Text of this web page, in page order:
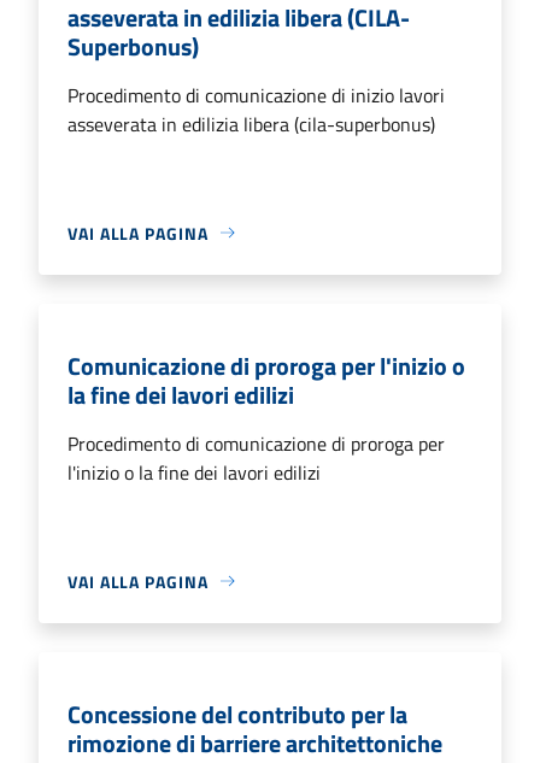
asseverata in edilizia libera (CILA-
Superbonus)
Procedimento di comunicazione di inizio lavori
asseverata in edilizia libera (cila-superbonus)
VAI ALLA PAGINA
Comunicazione di proroga per l'inizio o
la fine dei lavori edilizi
Procedimento di comunicazione di proroga per
l'inizio o la fine dei lavori edilizi
VAI ALLA PAGINA
Concessione del contributo per la
rimozione di barriere architettoniche